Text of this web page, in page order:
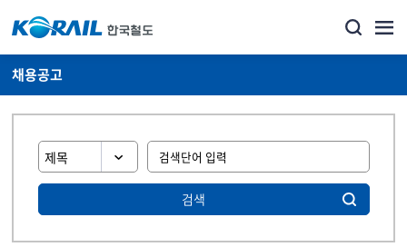
채용공고
검색